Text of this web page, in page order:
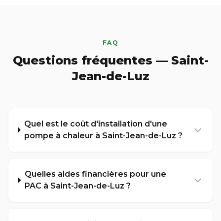
FAQ
Questions fréquentes — Saint-
Jean-de-Luz
Quel est le coût d'installation d'une
pompe à chaleur à Saint-Jean-de-Luz ?
Quelles aides financières pour une
PAC à Saint-Jean-de-Luz ?